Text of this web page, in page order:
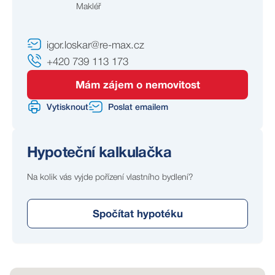
informací je na období podzim 2027 plánováno
komfortu bydlení i lepší energetické úspornosti.
Lokalita:
Hustopeče nabízejí kompletní občanskou vybavenost,
školy, školky, obchody, služby, sportovní vyžití i rychlé
napojení na dálnici D2 směrem na Brno a Břeclav.
Ulice Okružní je vhodná pro ty, kdo hledají klidné
bydlení mimo hlavní tahy, ale nechtějí se vzdát
pohodlné dostupnosti všeho potřebného.
Proč právě tento byt?
- 3+1 s praktickou dispozicí
- sklep cca 10,9 m²
Makléř
igor.loskar@re-max.cz
+420 739 113 173
Mám zájem o nemovitost
Vytisknout Poslat emailem
Hypoteční kalkulačka
Na kolik vás vyjde pořízení vlastního bydlení?
Spočítat hypotéku